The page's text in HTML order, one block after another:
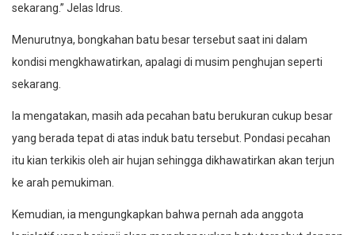
sekarang.” Jelas Idrus.
Menurutnya, bongkahan batu besar tersebut saat ini dalam
kondisi mengkhawatirkan, apalagi di musim penghujan seperti
sekarang.
Ia mengatakan, masih ada pecahan batu berukuran cukup besar
yang berada tepat di atas induk batu tersebut. Pondasi pecahan
itu kian terkikis oleh air hujan sehingga dikhawatirkan akan terjun
ke arah pemukiman.
Kemudian, ia mengungkapkan bahwa pernah ada anggota